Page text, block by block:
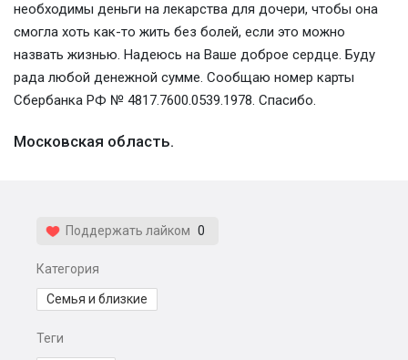
необходимы деньги на лекарства для дочери, чтобы она
смогла хоть как-то жить без болей, если это можно
назвать жизнью. Надеюсь на Ваше доброе сердце. Буду
рада любой денежной сумме. Сообщаю номер карты
Сбербанка РФ № 4817.7600.0539.1978. Спасибо.
Московская область.
Поддержать лайком 0
Категория
Семья и близкие
Теги